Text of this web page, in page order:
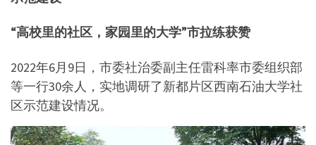
“高校里的社区，家园里的大学”市拉练获赞
2022年6月9日，市委社治委副主任雷科率市委组织部
等一行30余人，实地调研了新都片区西南石油大学社
区示范建设情况。